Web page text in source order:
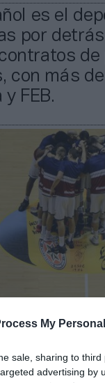
My
sale, sharing to
advertising by
es el
por
con más
FEB.